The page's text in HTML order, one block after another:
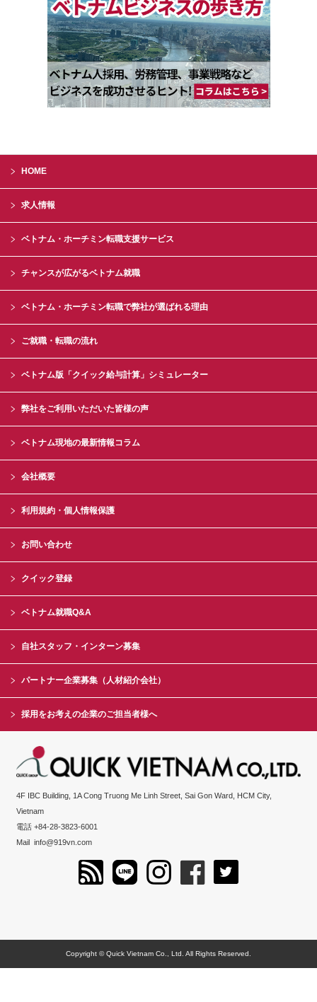
HOME
求人情報
ベトナム・ホーチミン転職支援サービス
チャンスが広がるベトナム就職
ベトナム・ホーチミン転職で弊社が選ばれる理由
ご就職・転職の流れ
ベトナム版「クイック給与計算」シミュレーター
弊社をご利用いただいた皆様の声
ベトナム現地の最新情報コラム
会社概要
利用規約・個人情報保護
お問い合わせ
クイック登録
ベトナム就職Q&A
自社スタッフ・インターン募集
パートナー企業募集（人材紹介会社）
採用をお考えの企業のご担当者様へ
4F IBC Building, 1A Cong Truong Me Linh Street, Sai Gon Ward, HCM City,
Vietnam
電話 +84-28-3823-6001
Mailinfo@919vn.com
Copyright © Quick Vietnam Co., Ltd. All Rights Reserved.